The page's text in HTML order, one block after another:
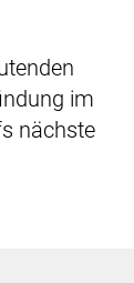
im
nächste